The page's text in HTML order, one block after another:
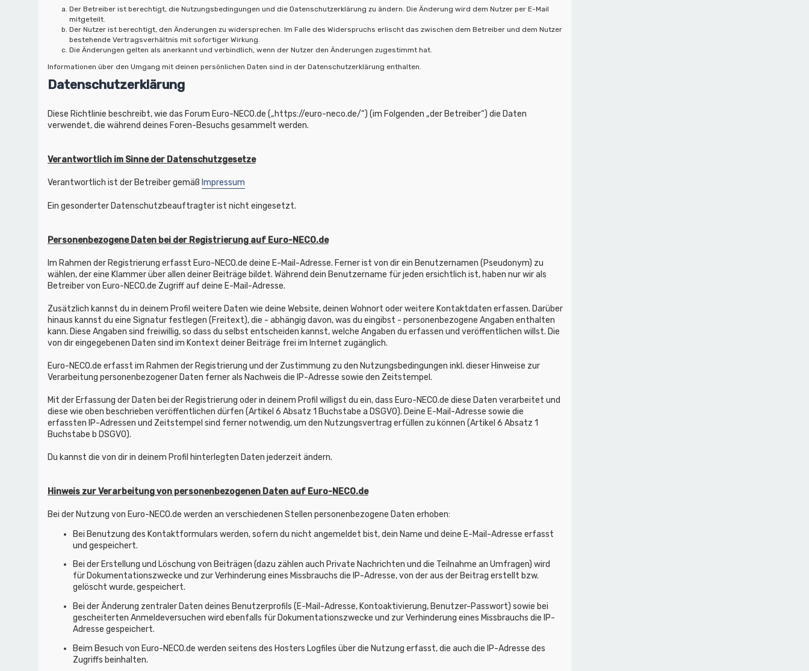
Der Betreiber ist berechtigt, die Nutzungsbedingungen und die Datenschutzerklärung zu ändern. Die Änderung wird dem Nutzer per E-Mail
mitgeteilt.
Der Nutzer ist berechtigt, den Änderungen zu widersprechen. Im Falle des Widerspruchs erlischt das zwischen dem Betreiber und dem Nutzer
bestehende Vertragsverhältnis mit sofortiger Wirkung.
Die Änderungen gelten als anerkannt und verbindlich, wenn der Nutzer den Änderungen zugestimmt hat.
Informationen über den Umgang mit deinen persönlichen Daten sind in der Datenschutzerklärung enthalten.
Datenschutzerklärung
Diese Richtlinie beschreibt, wie das Forum Euro-NECO.de („https://euro-neco.de/“) (im Folgenden „der Betreiber“) die Daten
verwendet, die während deines Foren-Besuchs gesammelt werden.
Verantwortlich im Sinne der Datenschutzgesetze
Verantwortlich ist der Betreiber gemäß Impressum
Ein gesonderter Datenschutzbeauftragter ist nicht eingesetzt.
Personenbezogene Daten bei der Registrierung auf Euro-NECO.de
Im Rahmen der Registrierung erfasst Euro-NECO.de deine E-Mail-Adresse. Ferner ist von dir ein Benutzernamen (Pseudonym) zu
wählen, der eine Klammer über allen deiner Beiträge bildet. Während dein Benutzername für jeden ersichtlich ist, haben nur wir als
Betreiber von Euro-NECO.de Zugriff auf deine E-Mail-Adresse.
Zusätzlich kannst du in deinem Profil weitere Daten wie deine Website, deinen Wohnort oder weitere Kontaktdaten erfassen. Darüber
hinaus kannst du eine Signatur festlegen (Freitext), die - abhängig davon, was du eingibst - personenbezogene Angaben enthalten
kann. Diese Angaben sind freiwillig, so dass du selbst entscheiden kannst, welche Angaben du erfassen und veröffentlichen willst. Die
von dir eingegebenen Daten sind im Kontext deiner Beiträge frei im Internet zugänglich.
Euro-NECO.de erfasst im Rahmen der Registrierung und der Zustimmung zu den Nutzungsbedingungen inkl. dieser Hinweise zur
Verarbeitung personenbezogener Daten ferner als Nachweis die IP-Adresse sowie den Zeitstempel.
Mit der Erfassung der Daten bei der Registrierung oder in deinem Profil willigst du ein, dass Euro-NECO.de diese Daten verarbeitet und
diese wie oben beschrieben veröffentlichen dürfen (Artikel 6 Absatz 1 Buchstabe a DSGVO). Deine E-Mail-Adresse sowie die
erfassten IP-Adressen und Zeitstempel sind ferner notwendig, um den Nutzungsvertrag erfüllen zu können (Artikel 6 Absatz 1
Buchstabe b DSGVO).
Du kannst die von dir in deinem Profil hinterlegten Daten jederzeit ändern.
Hinweis zur Verarbeitung von personenbezogenen Daten auf Euro-NECO.de
Bei der Nutzung von Euro-NECO.de werden an verschiedenen Stellen personenbezogene Daten erhoben:
Bei Benutzung des Kontaktformulars werden, sofern du nicht angemeldet bist, dein Name und deine E-Mail-Adresse erfasst
und gespeichert.
Bei der Erstellung und Löschung von Beiträgen (dazu zählen auch Private Nachrichten und die Teilnahme an Umfragen) wird
für Dokumentationszwecke und zur Verhinderung eines Missbrauchs die IP-Adresse, von der aus der Beitrag erstellt bzw.
gelöscht wurde, gespeichert.
Bei der Änderung zentraler Daten deines Benutzerprofils (E-Mail-Adresse, Kontoaktivierung, Benutzer-Passwort) sowie bei
gescheiterten Anmeldeversuchen wird ebenfalls für Dokumentationszwecke und zur Verhinderung eines Missbrauchs die IP-
Adresse gespeichert.
Beim Besuch von Euro-NECO.de werden seitens des Hosters Logfiles über die Nutzung erfasst, die auch die IP-Adresse des
Zugriffs beinhalten.